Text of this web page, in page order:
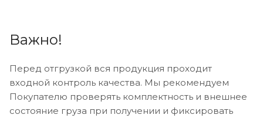
Важно!
Перед отгрузкой вся продукция проходит
входной контроль качества. Мы рекомендуем
Покупателю проверять комплектность и внешнее
состояние груза при получении и фиксировать